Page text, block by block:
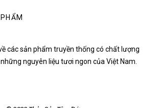
các sản phẩm truyền thống có chất lượng
nguyên liệu tươi ngon của Việt Nam.